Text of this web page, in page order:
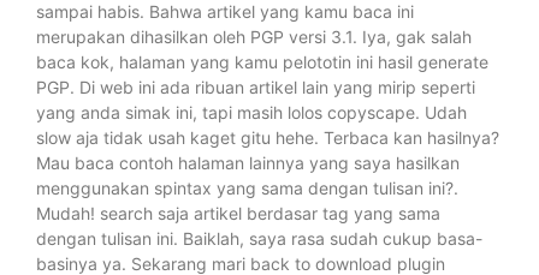
sampai habis. Bahwa artikel yang kamu baca ini
merupakan dihasilkan oleh PGP versi 3.1. Iya, gak salah
baca kok, halaman yang kamu pelototin ini hasil generate
PGP. Di web ini ada ribuan artikel lain yang mirip seperti
yang anda simak ini, tapi masih lolos copyscape. Udah
slow aja tidak usah kaget gitu hehe. Terbaca kan hasilnya?
Mau baca contoh halaman lainnya yang saya hasilkan
menggunakan spintax yang sama dengan tulisan ini?.
Mudah! search saja artikel berdasar tag yang sama
dengan tulisan ini. Baiklah, saya rasa sudah cukup basa-
basinya ya. Sekarang mari back to download plugin